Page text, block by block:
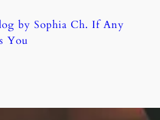
by Sophia Ch. If Any
You